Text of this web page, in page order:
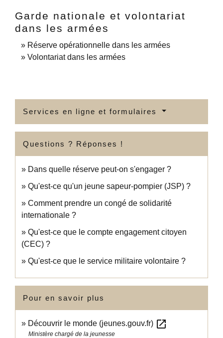
Garde nationale et volontariat
dans les armées
Réserve opérationnelle dans les armées
Volontariat dans les armées
Services en ligne et formulaires
Questions ? Réponses !
Dans quelle réserve peut-on s'engager ?
Qu'est-ce qu'un jeune sapeur-pompier (JSP) ?
Comment prendre un congé de solidarité
internationale ?
Qu'est-ce que le compte engagement citoyen
(CEC) ?
Qu'est-ce que le service militaire volontaire ?
Pour en savoir plus
Découvrir le monde (jeunes.gouv.fr) open_in_new
Ministère chargé de la jeunesse